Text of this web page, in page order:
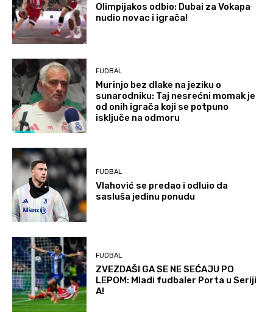
Olimpijakos odbio: Dubai za Vokapa
nudio novac i igrača!
FUDBAL
Murinjo bez dlake na jeziku o
sunarodniku: Taj nesrećni momak je
od onih igrača koji se potpuno
isključe na odmoru
FUDBAL
Vlahović se predao i odluio da
sasluša jedinu ponudu
FUDBAL
ZVEZDAŠI GA SE NE SEĆAJU PO
LEPOM: Mladi fudbaler Porta u Seriji
A!